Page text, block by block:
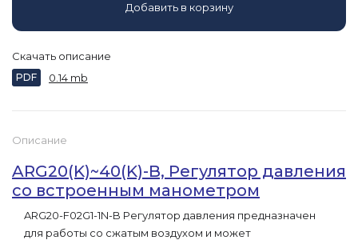
Описание
ARG20(K)~40(K)-B, Регулятор давления
со встроенным манометром
ARG20-F02G1-1N-B Регулятор давления предназначен
для работы со сжатым воздухом и может
Добавить в корзину
Скачать описание
PDF 0.14 mb